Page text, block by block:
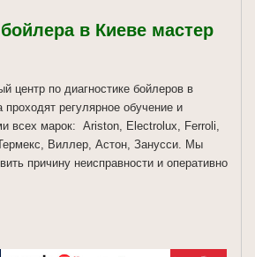
в Киеве мастер
центр по диагностике бойлеров в
регулярное обучение и
всех марок: Ariston, Electrolux, Ferroli,
Виллер, Астон, Занусси. Мы
причину неисправности и оперативно